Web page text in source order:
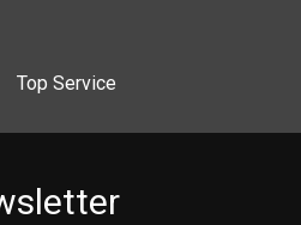
Top Service